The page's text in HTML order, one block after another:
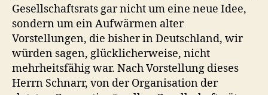
Gesellschaftsrats gar nicht um eine neue Idee,
sondern um ein Aufwärmen alter
Vorstellungen, die bisher in Deutschland, wir
würden sagen, glücklicherweise, nicht
mehrheitsfähig war. Nach Vorstellung dieses
Herrn Schnarr, von der Organisation der